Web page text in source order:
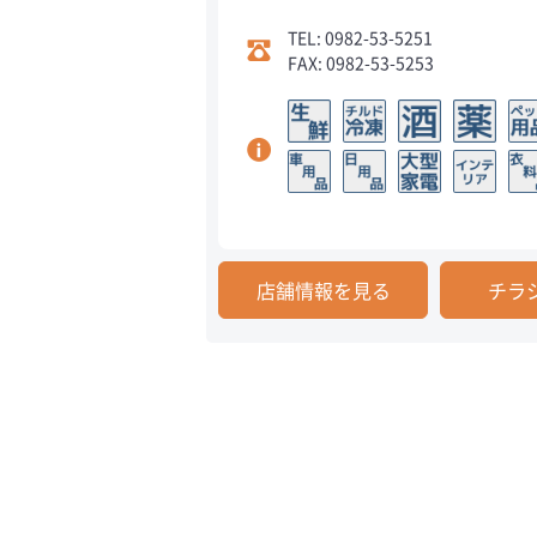
TEL: 0982-53-5251
FAX: 0982-53-5253
店舗情報を見る チラ